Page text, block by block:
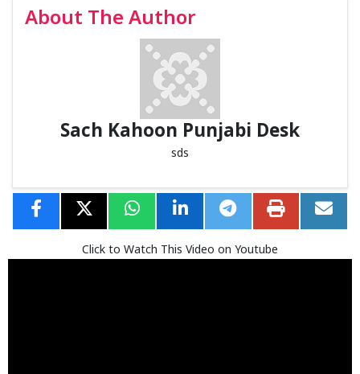
About The Author
Sach Kahoon Punjabi Desk
sds
Click to Watch This Video on Youtube